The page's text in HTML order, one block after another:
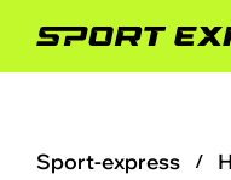
sport-express